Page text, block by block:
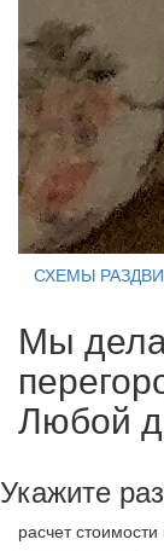
СХЕМЫ
Мы
Любой
Укажите
расчет